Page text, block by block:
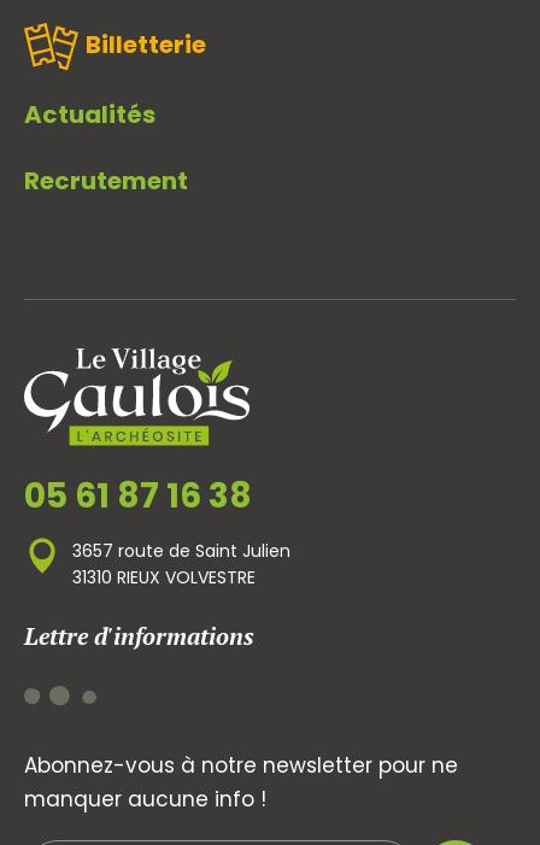
Billetterie
Actualités
Recrutement
05 61 87 16 38
3657 route de Saint Julien
31310 RIEUX VOLVESTRE
Lettre d'informations
Abonnez-vous à notre newsletter pour ne
manquer aucune info !